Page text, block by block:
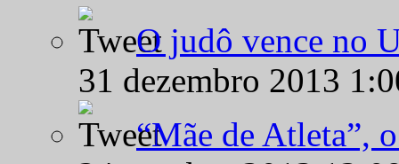
O judô vence no
31 dezembro 2013
“Mãe de Atleta”,